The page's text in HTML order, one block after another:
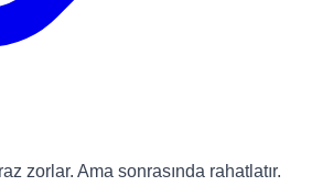
zorlar. Ama sonrasında rahatlatır.